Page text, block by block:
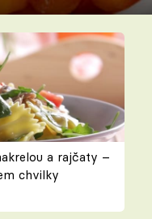
a rajčaty –
chvilky